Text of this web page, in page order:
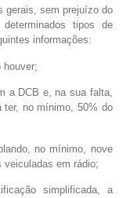
gerais, sem prejuízo do
tipos de
informações:
houver;
a DCB e, na sua falta,
ter, no mínimo, 50% do
no mínimo, nove
em rádio;
simplificada, a